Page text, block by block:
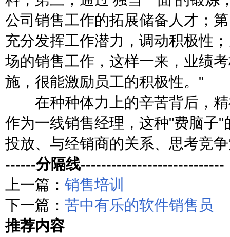
公司销售工作的拓展储备人才；
充分发挥工作潜力，调动积极性
场的销售工作，这样一来，业绩
施，很能激励员工的积极性。"
在种种体力上的辛苦背后，精
作为一线销售经理，这种"费脑子
投放、与经销商的关系、思考竞
------分隔线----------------------------
上一篇： 销售培训
下一篇： 苦中有乐的软件销售员
推荐内容